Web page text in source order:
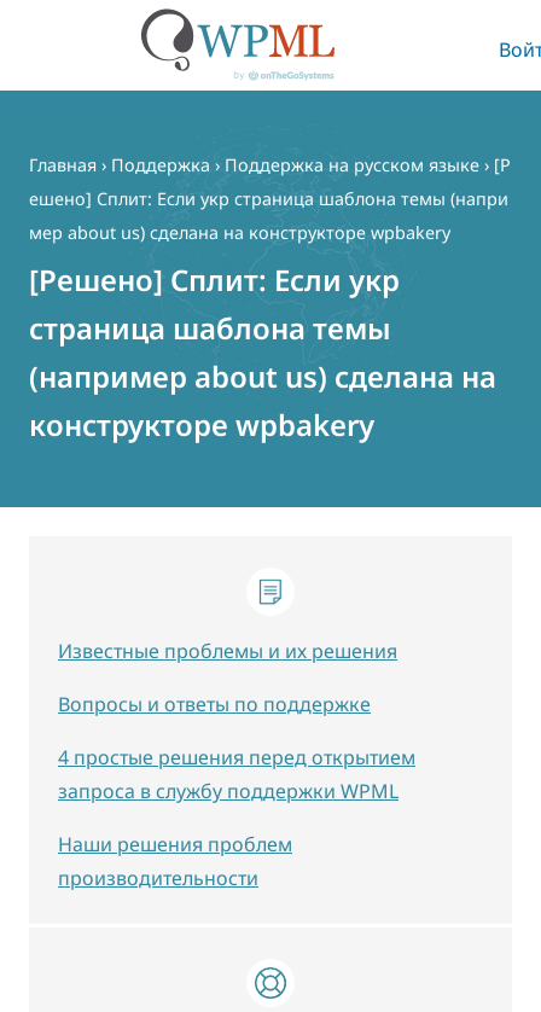
содержимому
Главная › Поддержка › Поддержка на русском языке › [Р
ешено] Сплит: Если укр страница шаблона темы (напри
мер about us) сделана на конструкторе wpbakery
[Решено] Сплит: Если укр
страница шаблона темы
(например about us) сделана на
конструкторе wpbakery
Известные проблемы и их решения
Вопросы и ответы по поддержке
4 простые решения перед открытием
запроса в службу поддержки WPML
Наши решения проблем
производительности